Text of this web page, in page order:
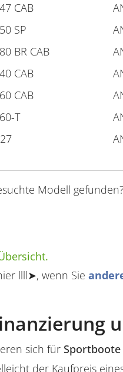
CAB
SP
BR CAB
CAB
CAB
T
Modell
llll➤, wenn Sie
sich für Sportboote
der Kaufpreis